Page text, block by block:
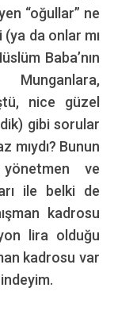
“oğullar” ne
da onlar mı
Baba’nın
nice güzel
gibi sorular
mıydı? Bunun
ve
ile belki de
kadrosu
lira olduğu
kadrosu var